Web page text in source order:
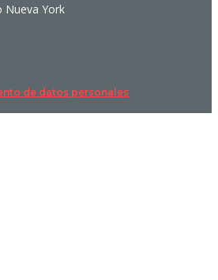
Nueva York
de datos personales